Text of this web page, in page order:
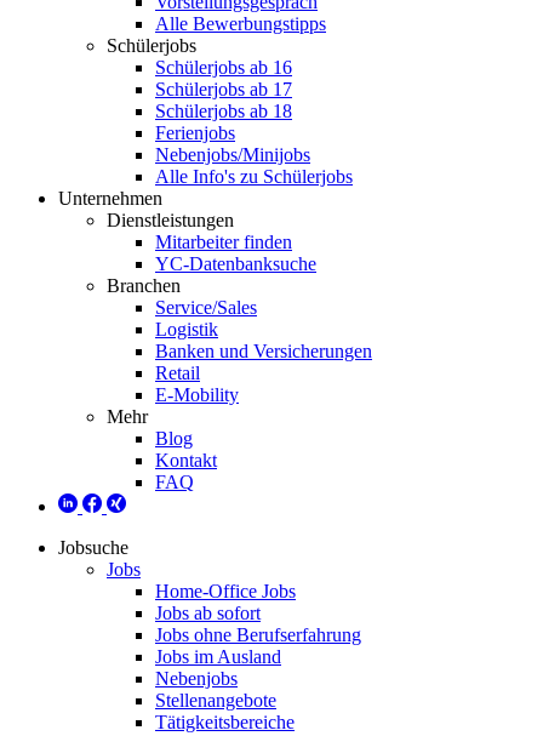
Alle Bewerbungstipps
Schülerjobs
Schülerjobs ab 16
Schülerjobs ab 17
Schülerjobs ab 18
Ferienjobs
Nebenjobs/Minijobs
Alle Info's zu Schülerjobs
Unternehmen
Dienstleistungen
Mitarbeiter finden
YC-Datenbanksuche
Branchen
Service/Sales
Logistik
Banken und Versicherungen
Retail
E-Mobility
Mehr
Blog
Kontakt
FAQ
Jobsuche
Jobs
Home-Office Jobs
Jobs ab sofort
Jobs ohne Berufserfahrung
Jobs im Ausland
Nebenjobs
Stellenangebote
Tätigkeitsbereiche